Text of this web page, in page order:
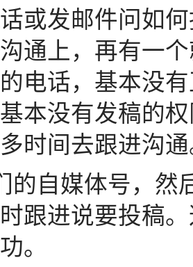
或发邮件问如
通上，再有一
电话，基本没
本没有发稿的
时间去跟进沟
的自媒体号，然
跟进说要投稿
。